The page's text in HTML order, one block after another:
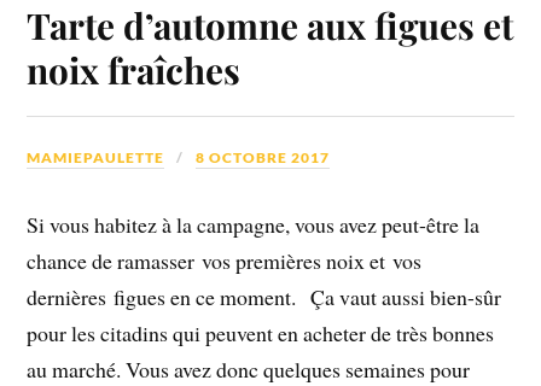
Tarte d’automne aux figues et
noix fraîches
MAMIEPAULETTE 8 OCTOBRE 2017
Si vous habitez à la campagne, vous avez peut-être la
chance de ramasser vos premières noix et vos
dernières figues en ce moment. Ça vaut aussi bien-sûr
pour les citadins qui peuvent en acheter de très bonnes
au marché. Vous avez donc quelques semaines pour